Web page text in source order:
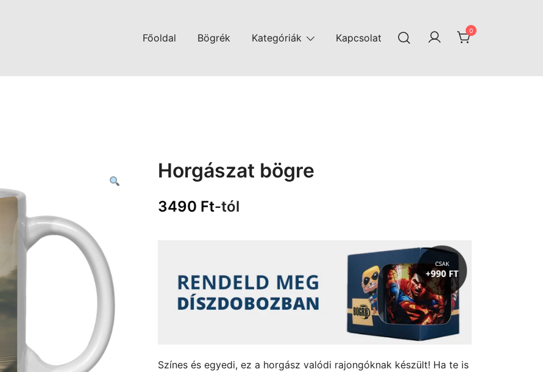
Főoldal Bögrék Kategóriák Kapcsolat
0
Horgászat bögre
3490 Ft-tól
Színes és egyedi, ez a horgász valódi rajongóknak készült! Ha te is